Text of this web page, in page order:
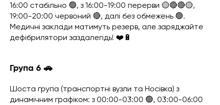
16:00 стабільно 🟢, з 16:00-19:00 перерви 🟡🔴🔴🟡,
19:00-20:00 червоний 🔴, далі без обмежень 🟢.
Медичні заклади матимуть резерв, але заряджайте
дефібрилятори заздалегідь! ❤️🔋
Група 6 🚗
Шоста група (транспортні вузли та Носівка) з
динамічним графіком: з 00:00-03:00 🟢, 03:00-06:00